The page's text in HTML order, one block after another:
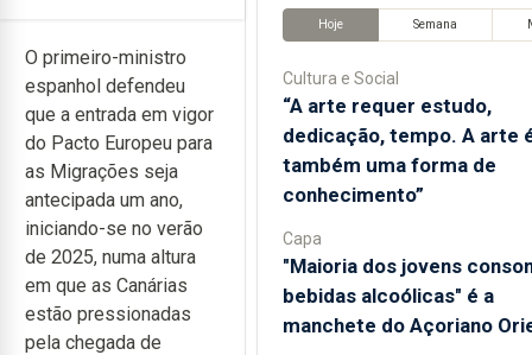
O primeiro-ministro
espanhol defendeu
que a entrada em vigor
do Pacto Europeu para
as Migrações seja
antecipada um ano,
iniciando-se no verão
de 2025, numa altura
em que as Canárias
estão pressionadas
pela chegada de
Hoje Semana
Cultura e Social
“A arte requer estudo,
dedicação, tempo. A arte
também uma forma de
conhecimento”
Capa
"Maioria dos jovens
bebidas alcoólicas" é a
manchete do Açoriano